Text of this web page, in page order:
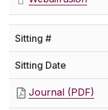
Journal (PDF)